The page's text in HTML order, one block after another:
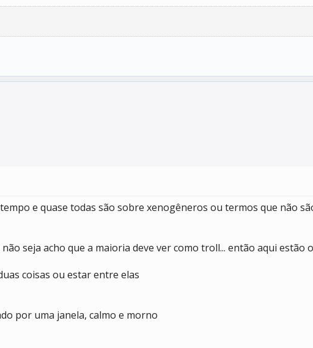
e quase todas são sobre xenogêneros ou termos que não
seja acho que a maioria deve ver como troll... então aqui estão
coisas ou estar entre elas
por uma janela, calmo e morno